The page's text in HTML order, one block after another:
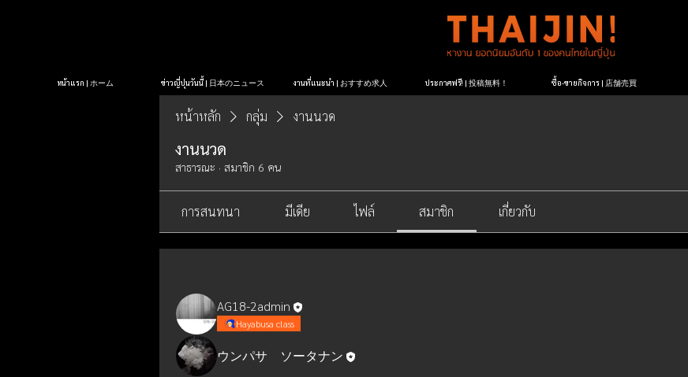
หน้าแรก | ホーム ข่าวญี่ปุ่นวันนี้ | 日本のニュース งานที่แนะนำ | おすすめ求人 ประกาศฟรี! | 投稿無料！ ซื้อ-ขายกิจการ | 店舗売買
หน้าหลัก กลุ่ม งานนวด
งานนวด
สาธารณะ · สมาชิก 6 คน
การสนทนา มีเดีย ไฟล์ สมาชิก เกี่ยวกับ
AG18-2admin
Hayabusa class
ウンパサ ソータナン